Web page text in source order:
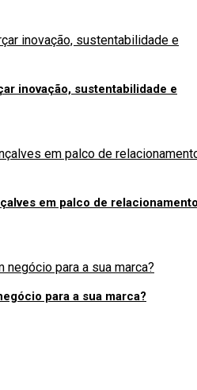
inovação, sustentabilidade e
em palco de relacionamento
para a sua marca?